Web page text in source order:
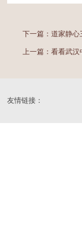
下一篇： 道家静心
上一篇： 看看武汉
友情链接：